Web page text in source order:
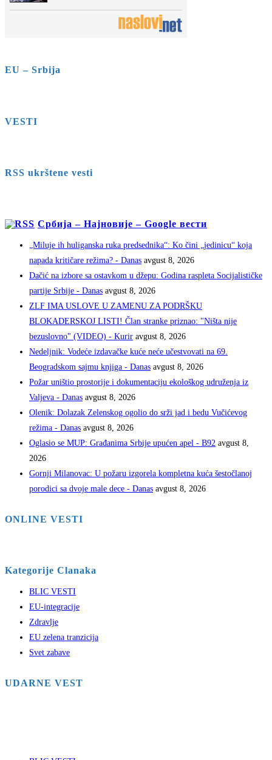
EU – Srbija
VESTI
RSS ukrštene vesti
Србија – Најновије – Google вести
„Miluje ih huliganska ruka predsednika“: Ko čini „jedinicu“ koja
napada kritičare režima? - Danas avgust 8, 2026
Dačić na izbore sa ostavkom u džepu: Godina raspleta Socijalističke
partije Srbije - Danas avgust 8, 2026
ZLF IMA USLOVE U ZAMENU ZA PODRŠKU
BLOKADERSKOJ LISTI! Član stranke priznao: "Ništa nije
bezuslovno" (VIDEO) - Kurir avgust 8, 2026
Nedeljnik: Vodeće izdavačke kuće neće učestvovati na 69.
Beogradskom sajmu knjiga - Danas avgust 8, 2026
Požar uništio prostorije i dokumentaciju ekološkog udruženja iz
Valjeva - Danas avgust 8, 2026
Olenik: Dolazak Zelenskog ogolio do srži jad i bedu Vučićevog
režima - Danas avgust 8, 2026
Oglasio se MUP: Građanima Srbije upućen apel - B92 avgust 8,
2026
Gornji Milanovac: U požaru izgorela kompletna kuća šestočlanoj
porodici sa dvoje male dece - Danas avgust 8, 2026
ONLINE VESTI
Kategorije Clanaka
BLIC VESTI
EU-integracije
Zdravlje
EU zelena tranzicija
Svet zabave
UDARNE VEST